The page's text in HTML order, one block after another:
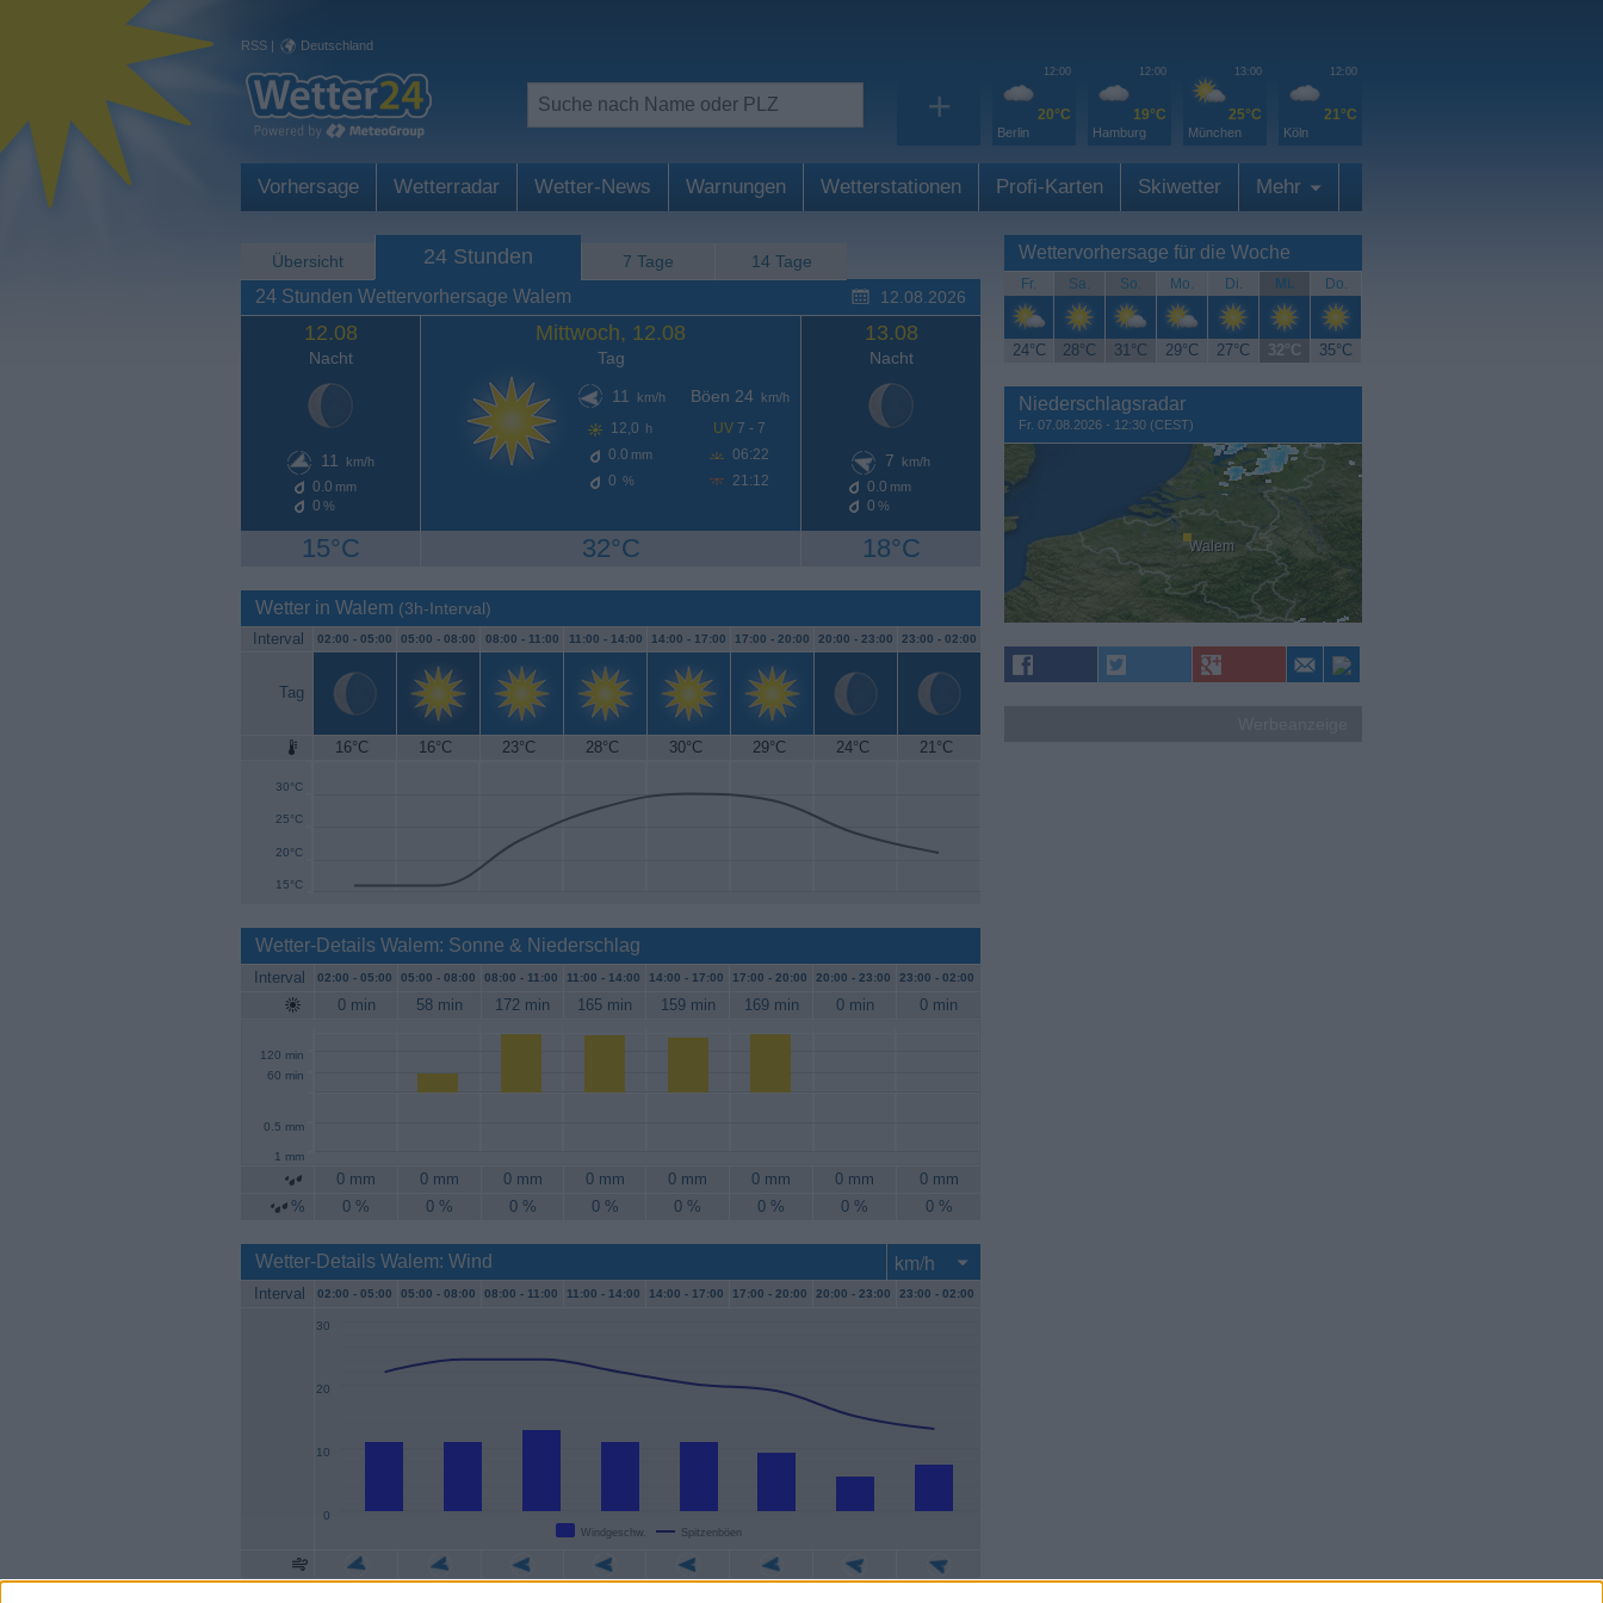
RSS | Deutschland
+
12:00
20°C
Berlin
12:00
19°C
Hamburg
13:00
25°C
München
12:00
21°C
Köln
Vorhersage Wetterradar Wetter-News Warnungen Wetterstationen Profi-Karten Skiwetter Mehr
Übersicht 24 Stunden 7 Tage 14 Tage
24 Stunden Wettervorhersage Walem 12.08.2026
12.08
Nacht
11 km/h
0.0 mm
0 %
15°C
Mittwoch, 12.08
Tag
11
km/h
12,0 h
0.0 mm
0 %
Böen 24 km/h
UV 7 - 7
06:22
21:12
32°C
13.08
Nacht
7 km/h
0.0 mm
0 %
18°C
Wetter in Walem (3h-Interval)
Interval 02:00 - 05:00 05:00 - 08:00 08:00 - 11:00 11:00 - 14:00 14:00 - 17:00 17:00 - 20:00 20:00 - 23:00 23:00 - 02:00
Tag
16°C 16°C 23°C 28°C 30°C 29°C 24°C 21°C
15°C
20°C
25°C
30°C
35°C
Wetter-Details Walem: Sonne & Niederschlag
Interval 02:00 - 05:00 05:00 - 08:00 08:00 - 11:00 11:00 - 14:00 14:00 - 17:00 17:00 - 20:00 20:00 - 23:00 23:00 - 02:00
0 min 58 min 172 min 165 min 159 min 169 min 0 min 0 min
60 min
120 min
0.5 mm
1 mm
0 mm 0 mm 0 mm 0 mm 0 mm 0 mm 0 mm
0 mm
%
0 % 0 % 0 % 0 % 0 % 0 % 0 % 0 %
Wetter-Details Walem: Wind
Interval 02:00 - 05:00 05:00 - 08:00 08:00 - 11:00 11:00 - 14:00 14:00 - 17:00 17:00 - 20:00 20:00 - 23:00 23:00 - 02:00
Windgeschw. Spitzenböen
0
10
20
30
Wettervorhersage für die Woche
Fr. Sa. So. Mo. Di. Mi. Do.
24°C 28°C 31°C 29°C 27°C 32°C 35°C
Niederschlagsradar
Fr. 07.08.2026 - 12:30 (CEST)
Walem